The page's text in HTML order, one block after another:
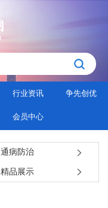
行业资讯 争先创优
会员中心
通病防治
精品展示